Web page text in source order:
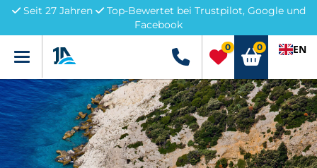
Seit 27 Jahren
Top-Bewertet bei Trustpilot, Google und
Facebook
Menü +49 5741 3222690
0 0 EN